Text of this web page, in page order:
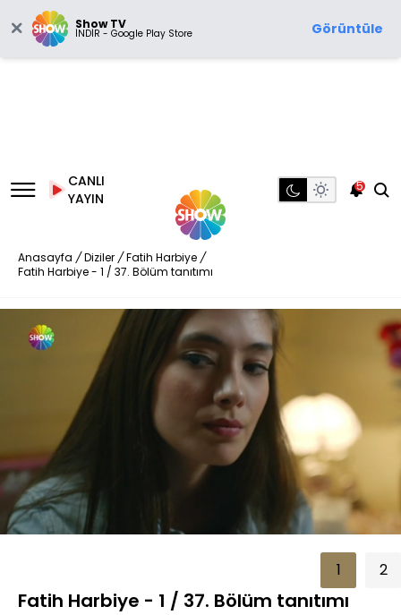
Show TV
İNDİR - Google Play Store Görüntüle
CANLI
YAYIN
5
Anasayfa / Diziler / Fatih Harbiye /
Fatih Harbiye - 1 / 37. Bölüm tanıtımı
Sesi
Aç
360P
Oynatma
Hızı
1 2
Fatih Harbiye - 1 / 37. Bölüm tanıtımı